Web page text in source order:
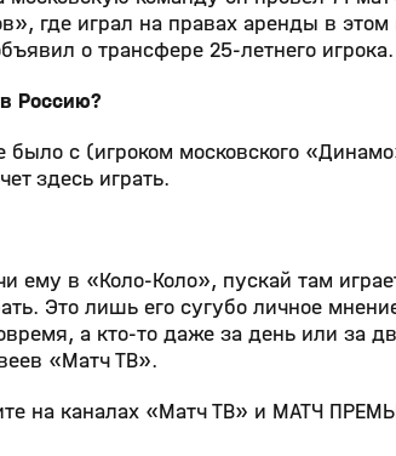
где играл на правах аренды в
о трансфере 25‑летнего игрока.
Россию?
с (игроком московского
здесь играть.
в «Коло‑Коло», пускай там
Это лишь его сугубо личное
а кто‑то даже за день или за
«Матч ТВ».
на каналах «Матч ТВ» и МАТЧ